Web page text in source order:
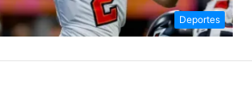
Deportes